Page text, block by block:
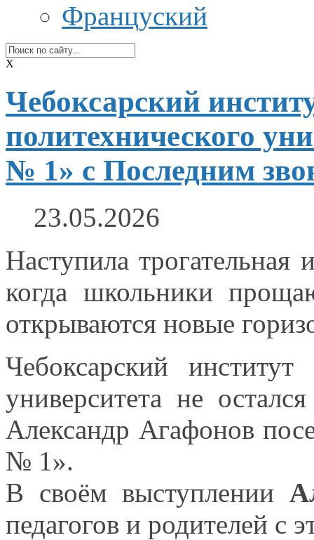
Француский
X
Чебоксарский
политехнического
№ 1» с Последним
23.05.2026
Наступила трогательная
когда школьники
открываются новые
Чебоксарский
университетане остался
Александр Агафонов
№ 1».
В своём выступлении
педагогов и родителей с